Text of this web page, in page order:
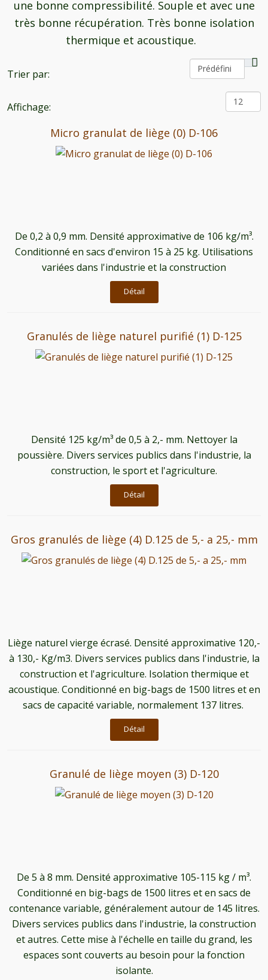
une bonne compressibilité. Souple et avec une
très bonne récupération. Très bonne isolation
thermique et acoustique.
Trier par:
Affichage:
Micro granulat de liège (0) D-106
De 0,2 à 0,9 mm. Densité approximative de 106 kg/m³.
Conditionné en sacs d'environ 15 à 25 kg. Utilisations
variées dans l'industrie et la construction
Détail
Granulés de liège naturel purifié (1) D-125
Densité 125 kg/m³ de 0,5 à 2,- mm. Nettoyer la
poussière. Divers services publics dans l'industrie, la
construction, le sport et l'agriculture.
Détail
Gros granulés de liège (4) D.125 de 5,- a 25,- mm
Liège naturel vierge écrasé. Densité approximative 120,-
à 130,- Kg/m3. Divers services publics dans l'industrie, la
construction et l'agriculture. Isolation thermique et
acoustique. Conditionné en big-bags de 1500 litres et en
sacs de capacité variable, normalement 137 litres.
Détail
Granulé de liège moyen (3) D-120
De 5 à 8 mm. Densité approximative 105-115 kg / m³.
Conditionné en big-bags de 1500 litres et en sacs de
contenance variable, généralement autour de 145 litres.
Divers services publics dans l'industrie, la construction
et autres. Cette mise à l'échelle en taille du grand, les
espaces sont couverts au besoin pour la fonction
isolante.